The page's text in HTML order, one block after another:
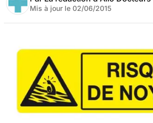
Mis à jour le 02/06/2015